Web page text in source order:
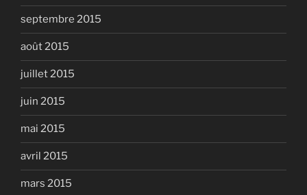
septembre 2015
août 2015
juillet 2015
juin 2015
mai 2015
avril 2015
mars 2015